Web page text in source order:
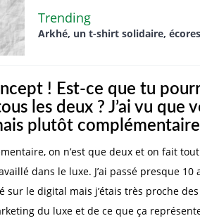
Trending
Arkhé, un t-shirt solidaire,
! Est-ce que tu
les deux ? J’ai vu que
plutôt
on n’est que deux et on fait
dans le luxe. J’ai passé presque
sur le digital mais j’étais très proche
du luxe et de ce que ça